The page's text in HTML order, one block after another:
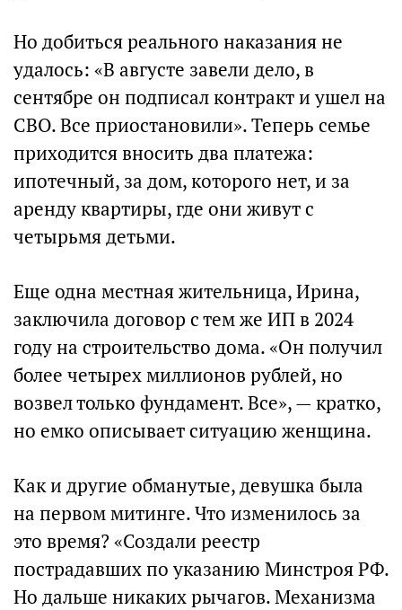
Но добиться реального наказания не
удалось: «В августе завели дело, в
сентябре он подписал контракт и ушел на
СВО. Все приостановили». Теперь семье
приходится вносить два платежа:
ипотечный, за дом, которого нет, и за
аренду квартиры, где они живут с
четырьмя детьми.
Еще одна местная жительница, Ирина,
заключила договор с тем же ИП в 2024
году на строительство дома. «Он получил
более четырех миллионов рублей, но
возвел только фундамент. Все», — кратко,
но емко описывает ситуацию женщина.
Как и другие обманутые, девушка была
на первом митинге. Что изменилось за
это время? «Создали реестр
пострадавших по указанию Минстроя РФ.
Но дальше никаких рычагов. Механизма